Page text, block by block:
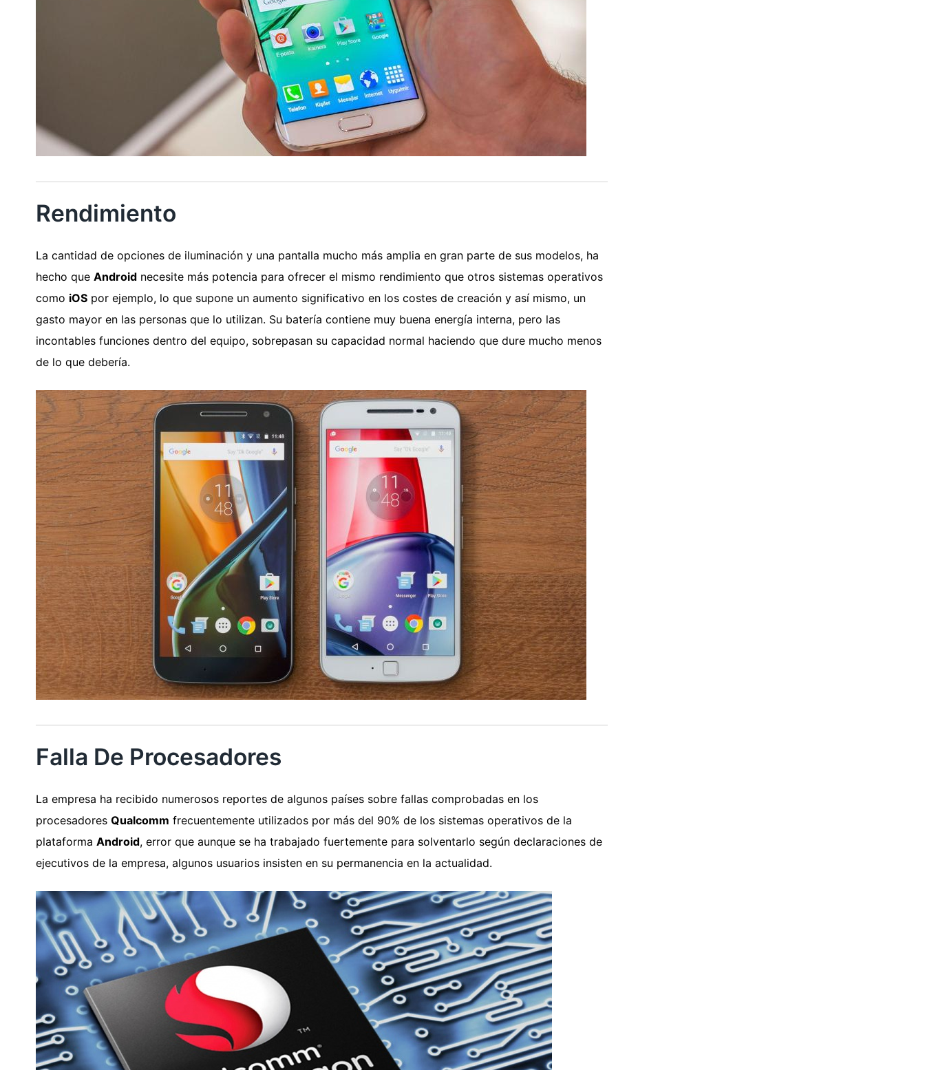
Rendimiento
La cantidad de opciones de iluminación y una pantalla mucho más amplia en gran parte de sus modelos, ha
hecho que Android necesite más potencia para ofrecer el mismo rendimiento que otros sistemas operativos
como iOS por ejemplo, lo que supone un aumento significativo en los costes de creación y así mismo, un
gasto mayor en las personas que lo utilizan. Su batería contiene muy buena energía interna, pero las
incontables funciones dentro del equipo, sobrepasan su capacidad normal haciendo que dure mucho menos
de lo que debería.
Falla De Procesadores
La empresa ha recibido numerosos reportes de algunos países sobre fallas comprobadas en los
procesadores Qualcomm frecuentemente utilizados por más del 90% de los sistemas operativos de la
plataforma Android, error que aunque se ha trabajado fuertemente para solventarlo según declaraciones de
ejecutivos de la empresa, algunos usuarios insisten en su permanencia en la actualidad.